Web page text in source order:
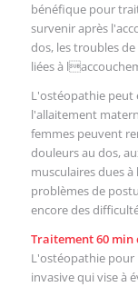
bénéfique pour
survenir après
dos, les troubles
liées à
L'ostéopathie peut
l'allaitement
femmes peuvent
douleurs au dos,
musculaires dues
problèmes de
encore des
Traitement 60 min
L'ostéopathie pour
invasive qui vise à